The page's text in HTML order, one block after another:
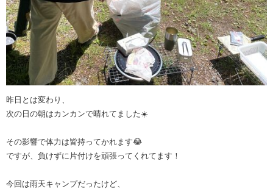
昨日とは変わり、
次の日の朝はカンカンで晴れてました☀️
その影響で体力は皆持ってかれます😂
ですが、負けずに片付けを頑張ってくれてます！
今回は雨天キャンプだったけど、